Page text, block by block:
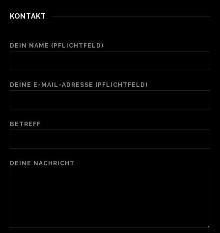
KONTAKT
DEIN NAME (PFLICHTFELD)
DEINE E-MAIL-ADRESSE (PFLICHTFELD)
BETREFF
DEINE NACHRICHT